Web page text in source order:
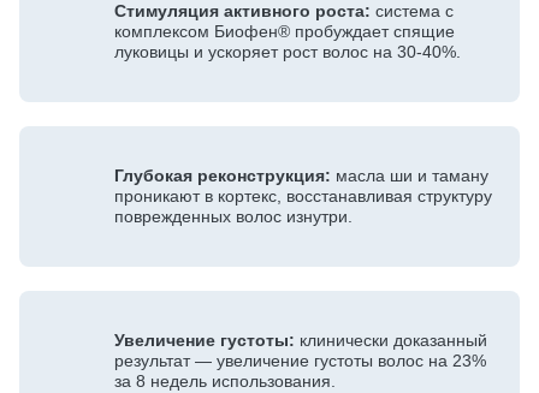
Стимуляция активного роста: система с
комплексом Биофен® пробуждает спящие
луковицы и ускоряет рост волос на 30-40%.
Глубокая реконструкция: масла ши и таману
проникают в кортекс, восстанавливая структуру
поврежденных волос изнутри.
Увеличение густоты: клинически доказанный
результат — увеличение густоты волос на 23%
за 8 недель использования.